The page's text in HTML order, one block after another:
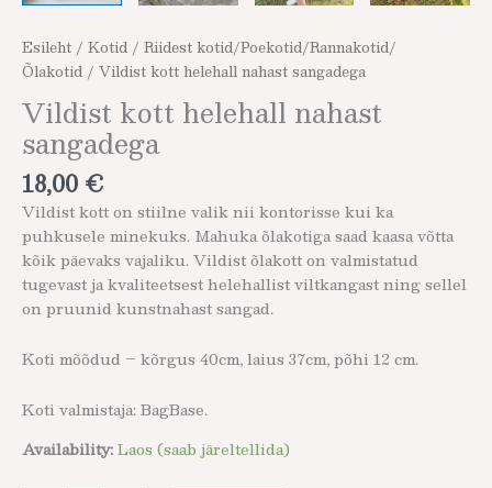
Esileht / Kotid / Riidest kotid/Poekotid/Rannakotid/
Õlakotid / Vildist kott helehall nahast sangadega
Vildist kott helehall nahast
sangadega
18,00 €
Vildist kott on stiilne valik nii kontorisse kui ka
puhkusele minekuks. Mahuka õlakotiga saad kaasa võtta
kõik päevaks vajaliku. Vildist õlakott on valmistatud
tugevast ja kvaliteetsest helehallist viltkangast ning sellel
on pruunid kunstnahast sangad.
Koti mõõdud – kõrgus 40cm, laius 37cm, põhi 12 cm.
Koti valmistaja: BagBase.
Availability:Laos (saab järeltellida)